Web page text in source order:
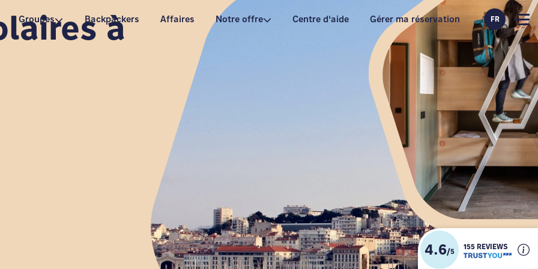
Groupes Backpackers Affaires Notre offre Centre d'aide Gérer ma réservation FR
à
4.6/5
155 REVIEWS